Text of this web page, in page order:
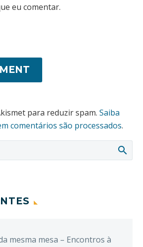
eu comentar.
para reduzir spam. Saiba
comentários são processados.
mesma mesa – Encontros à